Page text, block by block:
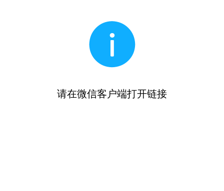
请在微信客户端打开链接